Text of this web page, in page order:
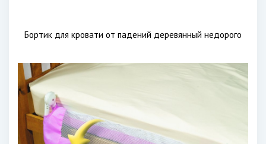
Бортик для кровати от падений деревянный недорого